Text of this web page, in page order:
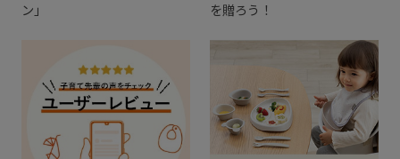
ン」
を贈ろう！